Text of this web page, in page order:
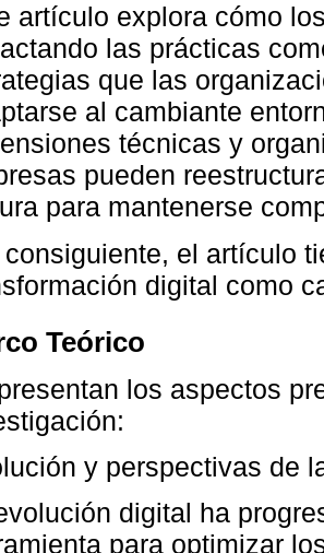
artículo explora cómo
las prácticas
que las
al cambiante
técnicas y
pueden
para mantenerse
consiguiente, el artículo
digital como
Teórico
los aspectos
y perspectivas de
digital ha
para optimizar